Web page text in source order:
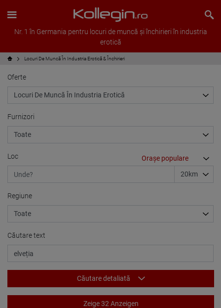
Nr. 1 în Germania pentru locuri de muncă și închirieri în industria
erotică
Locuri De Muncă În Industria Erotică & Închirieri
Oferte
Furnizori
Loc
Regiune
Căutare text
Căutare detaliată
Zeige 32 Anzeigen